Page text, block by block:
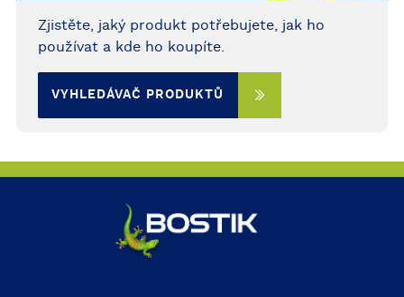
Zjistěte, jaký produkt potřebujete, jak ho
používat a kde ho koupíte.
VYHLEDÁVAČ PRODUKTŮ